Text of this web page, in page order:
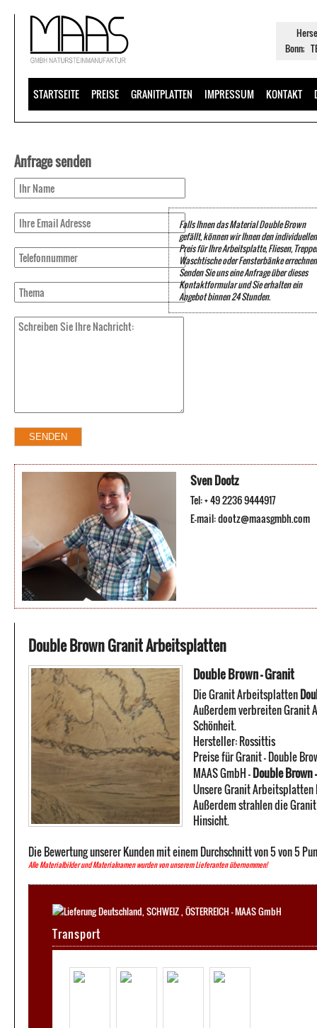
Bonn;
STARTSEITE PREISE GRANITPLATTEN IMPRESSUM KONTAKT
Anfrage senden
Falls Ihnen das Material Double Brown
gefällt, können wir Ihnen den individuellen
Preis für Ihre Arbeitsplatte, Fliesen,
Waschtische oder Fensterbänke
Senden Sie uns eine Anfrage über dieses
Kontaktformular und Sie erhalten ein
Angebot binnen 24 Stunden.
Sven Dootz
Tel: + 49 2236 9444917
E-mail:dootz@maasgmbh.com
Double Brown Granit Arbeitsplatten
Double Brown - Granit
Die Granit Arbeitsplatten
Außerdem verbreiten Granit
Schönheit.
Hersteller:Rossittis
Preise für Granit -Double
MAAS GmbH-Double Brown
Unsere Granit Arbeitsplatten
Außerdem strahlen die
Hinsicht.
Die Bewertung unserer Kunden mit einem Durchschnitt von5von5
Alle Materialbilder und Materialnamen wurden von unserem Lieferanten übernommen!
Transport